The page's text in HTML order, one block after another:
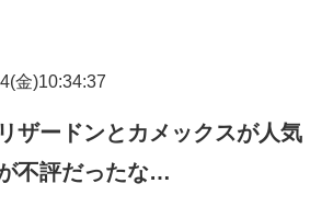
金)10:34:37
ザードンとカメックスが人気
不評だったな…